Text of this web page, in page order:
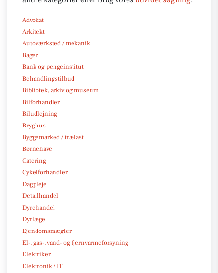
Advokat
Arkitekt
Autoværksted / mekanik
Bager
Bank og pengeinstitut
Behandlingstilbud
Bibliotek, arkiv og museum
Bilforhandler
Biludlejning
Bryghus
Byggemarked / trælast
Børnehave
Catering
Cykelforhandler
Dagpleje
Detailhandel
Dyrehandel
Dyrlæge
Ejendomsmægler
El-, gas-, vand- og fjernvarmeforsyning
Elektriker
Elektronik / IT